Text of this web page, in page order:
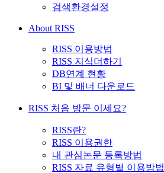
검색환경설정
About RISS
RISS 이용방법
RISS 지식더하기
DB연계 현황
BI 및 배너 다운로드
RISS 처음 방문 이세요?
RISS란?
RISS 이용권한
내 관심논문 등록방법
RISS 자료 유형별 이용방법